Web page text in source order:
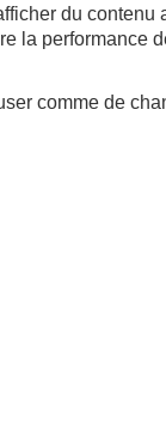
du contenu
la performance
comme de